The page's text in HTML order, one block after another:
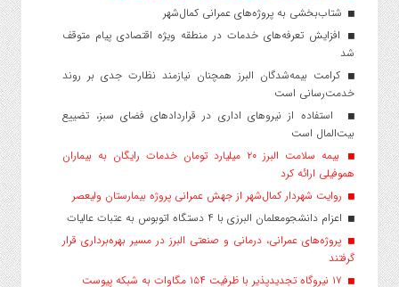
شتاب‌بخشی به پروژه‌های عمرانی کمال‌شهر
افزایش تعرفه‌های خدمات در منطقه ویژه اقتصادی پیام متوقف
شد
کرامت بیمه‌شدگان البرز همچنان نیازمند نظارت جدی بر روند
خدمت‌رسانی است
استفاده از نیروهای اداری در قراردادهای فضای سبز، تضییع
بیت‌المال است
بیمه سلامت البرز ۲۰ میلیارد تومان خدمات رایگان به بیماران
هموفیلی ارائه کرد
روایت شهردار کمال‌شهر از جهش عمرانی پروژه بیمارستان ولیعصر
اعزام دانشجو‌معلمان البرزی با ۴ دستگاه اتوبوس به عتبات عالیات
پروژه‌های عمرانی، درمانی و صنعتی البرز در مسیر بهره‌برداری قرار
گرفتند